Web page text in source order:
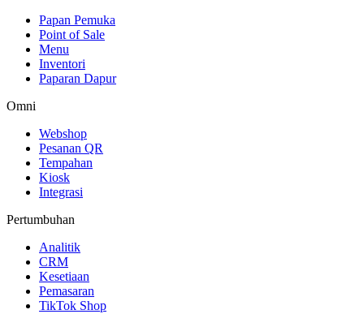
Papan Pemuka
Point of Sale
Menu
Inventori
Paparan Dapur
Omni
Webshop
Pesanan QR
Tempahan
Kiosk
Integrasi
Pertumbuhan
Analitik
CRM
Kesetiaan
Pemasaran
TikTok Shop